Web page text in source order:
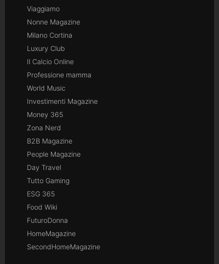
Viaggiamo
Nonne Magazine
Milano Cortina
Luxury Club
Il Calcio Online
Professione mamma
World Music
Investimenti Magazine
Money 365
Zona Nerd
B2B Magazine
People Magazine
Day Travel
Tutto Gaming
ESG 365
Food Wiki
FuturoDonna
HomeMagazine
SecondHomeMagazine